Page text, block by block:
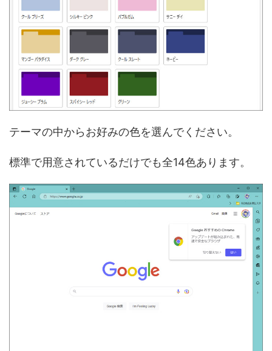
テーマの中からお好みの色を選んでください。
標準で用意されているだけでも全14色あります。